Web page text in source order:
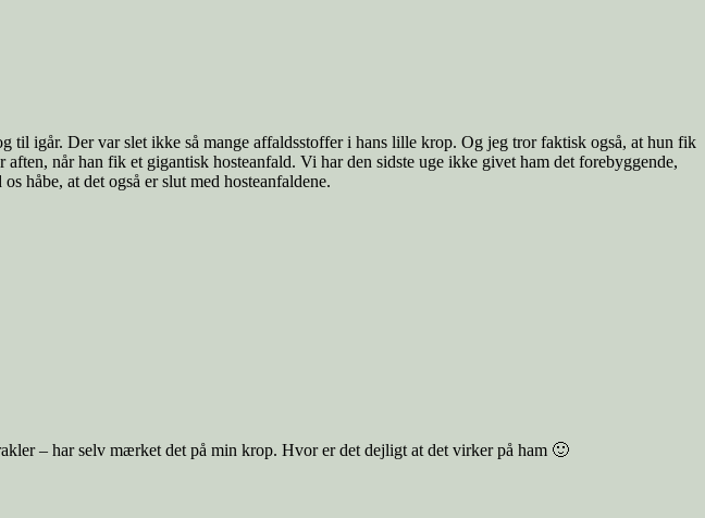
til igår. Der var slet ikke så mange affaldsstoffer i hans lille krop. Og jeg tror faktisk også, at hun fik
når han fik et gigantisk hosteanfald. Vi har den sidste uge ikke givet ham det forebyggende,
håbe, at det også er slut med hosteanfaldene.
– har selv mærket det på min krop. Hvor er det dejligt at det virker på ham 🙂